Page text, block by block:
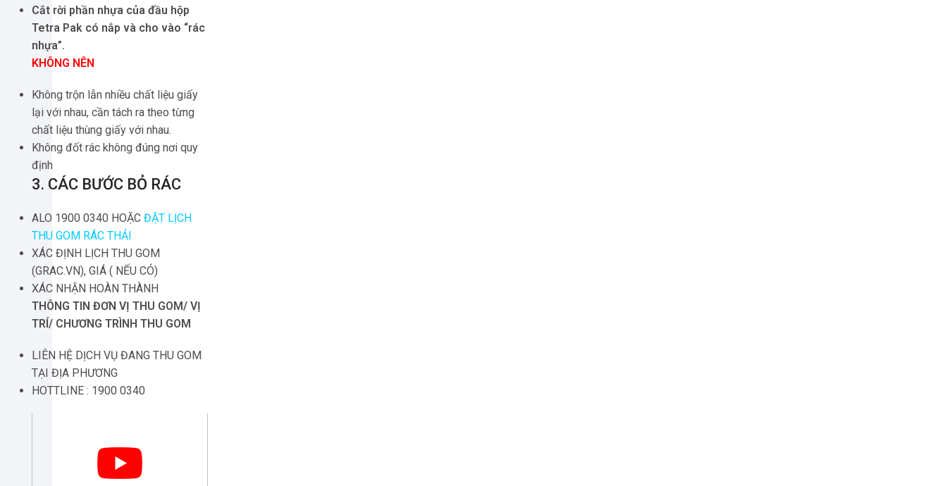
Cắt rời phần nhựa của đầu hộp
Tetra Pak có nắp và cho vào “rác
nhựa”.
KHÔNG NÊN
Không trộn lẫn nhiều chất liệu giấy
lại với nhau, cần tách ra theo từng
chất liệu thùng giấy với nhau.
Không đốt rác không đúng nơi quy
định
3. CÁC BƯỚC BỎ RÁC
ALO 1900 0340 HOẶC ĐẶT LỊCH
THU GOM RÁC THẢI
XÁC ĐỊNH LỊCH THU GOM
(GRAC.VN), GIÁ ( NẾU CÓ)
XÁC NHẬN HOÀN THÀNH
THÔNG TIN ĐƠN VỊ THU GOM/ VỊ
TRÍ/ CHƯƠNG TRÌNH THU GOM
LIÊN HỆ DỊCH VỤ ĐANG THU GOM
TẠI ĐỊA PHƯƠNG
HOTTLINE : 1900 0340